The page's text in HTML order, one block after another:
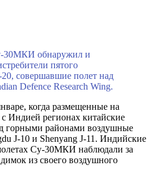
30МКИ обнаружил и
пятого
совершавшие полет над
Defence Research Wing.
когда размещенные на
Индией регионах китайские
горными районами воздушные
J-10 и Shenyang J-11. Индийские
Су-30МКИ наблюдали за
из своего воздушного